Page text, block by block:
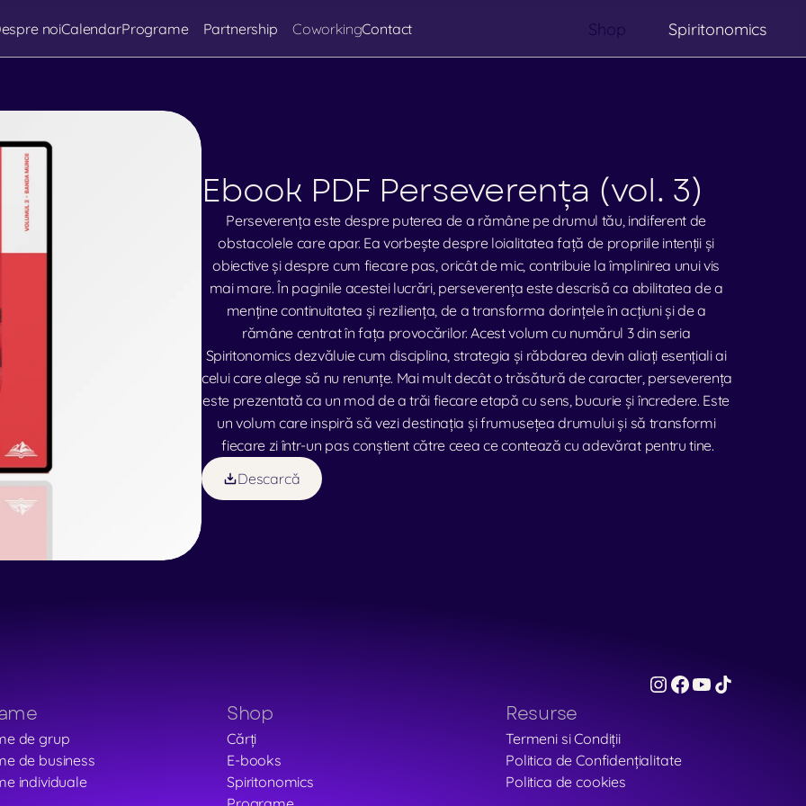
noiCalendarPrograme Partnership CoworkingContact Shop
Spiritonomics
Spiritonomics
Ebook PDF Perseverența (vol. 3)
Perseverența este despre puterea de a rămâne pe drumul tău, indiferent de
obstacolele care apar. Ea vorbește despre loialitatea față de propriile intenții și
obiective și despre cum fiecare pas, oricât de mic, contribuie la împlinirea unui vis
mai mare. În paginile acestei lucrări, perseverența este descrisă ca abilitatea de a
menține continuitatea și reziliența, de a transforma dorințele în acțiuni și de a
rămâne centrat în fața provocărilor. Acest volum cu numărul 3 din seria
Spiritonomics dezvăluie cum disciplina, strategia și răbdarea devin aliați esențiali ai
celui care alege să nu renunțe. Mai mult decât o trăsătură de caracter, perseverența
este prezentată ca un mod de a trăi fiecare etapă cu sens, bucurie și încredere. Este
un volum care inspiră să vezi destinația și frumusețea drumului și să transformi
fiecare zi într-un pas conștient către ceea ce contează cu adevărat pentru tine.
Descarcă
de grup
de business
individuale
Shop
Cărți
E-books
Spiritonomics
Resurse
Termeni si Condiții
Politica de Confidențialitate
Politica de cookies